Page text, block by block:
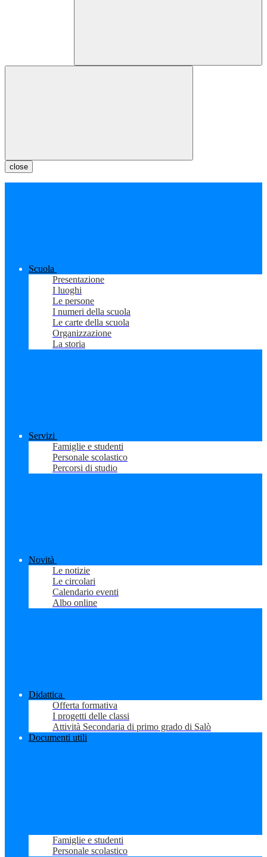
close
Scuola
Presentazione
I luoghi
Le persone
I numeri della scuola
Le carte della scuola
Organizzazione
La storia
Servizi
Famiglie e studenti
Personale scolastico
Percorsi di studio
Novità
Le notizie
Le circolari
Calendario eventi
Albo online
Didattica
Offerta formativa
I progetti delle classi
Attività Secondaria di primo grado di Salò
Documenti utili
Famiglie e studenti
Personale scolastico